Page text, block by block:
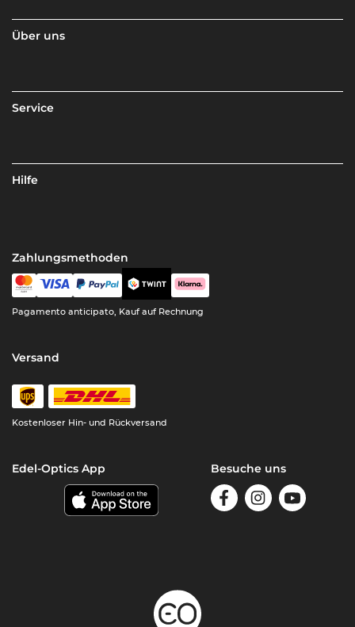
Über uns
Service
Hilfe
Zahlungsmethoden
Pagamento anticipato, Kauf auf Rechnung
Versand
Kostenloser Hin- und Rückversand
Edel-Optics App Besuche uns